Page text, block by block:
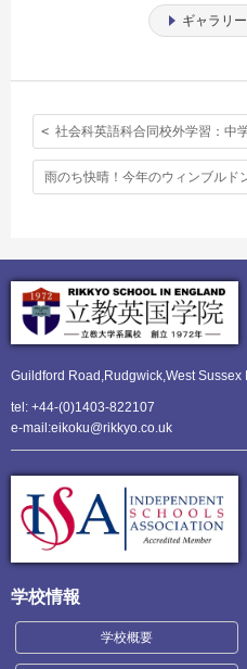
ギャラリ
Guildford Road,Rudgwick,West Sussex
tel: +44-(0)1403-822107
e-mail:eikoku@rikkyo.co.uk
学校情報
学校概要